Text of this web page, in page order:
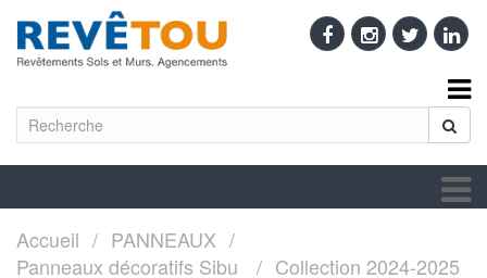
Accueil
PANNEAUX
Panneaux décoratifs Sibu
Collection 2024-2025